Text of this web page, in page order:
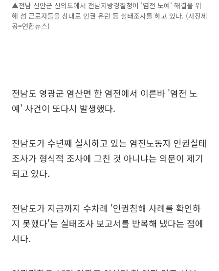
▲전남 신안군 신의도에서 전남지방경찰청이 '염전 노예' 해결을 위
해 섬 근로자들을 상대로 인권 유린 등 실태조사를 하고 있다. (사진제
공=연합뉴스)
전남도 영광군 염산면 한 염전에서 이른바 '염전 노
예' 사건이 또다시 발생했다.
전남도가 수년째 실시하고 있는 염전노동자 인권실태
조사가 형식적 조사에 그친 것 아니냐는 의문이 제기
되고 있다.
전남도가 지금까지 수차례 '인권침해 사례를 확인하
지 못했다'는 실태조사 보고서를 반복해 냈다는 점에
서다.